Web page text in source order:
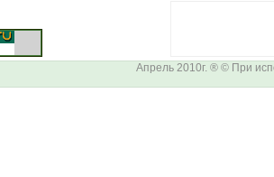
Апрель 2010г. ® © При